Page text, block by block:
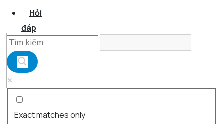
Hỏi
đáp
Exact matches only